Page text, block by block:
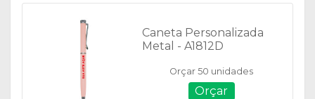
Caneta Personalizada
Metal - A1812D
Orçar 50 unidades
Orçar